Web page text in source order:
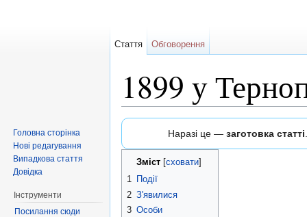
1899 у
Наразі це — заготовка статті
Зміст[ сховати]
1 Події
2 З'явилися
3 Особи
Стаття Обговорення
Головна сторінка
Нові редагування
Випадкова стаття
Довідка
Інструменти
Посилання сюди